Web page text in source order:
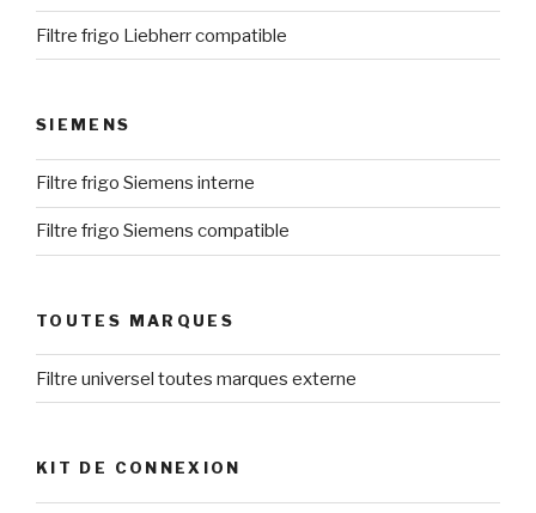
Filtre frigo Liebherr compatible
SIEMENS
Filtre frigo Siemens interne
Filtre frigo Siemens compatible
TOUTES MARQUES
Filtre universel toutes marques externe
KIT DE CONNEXION